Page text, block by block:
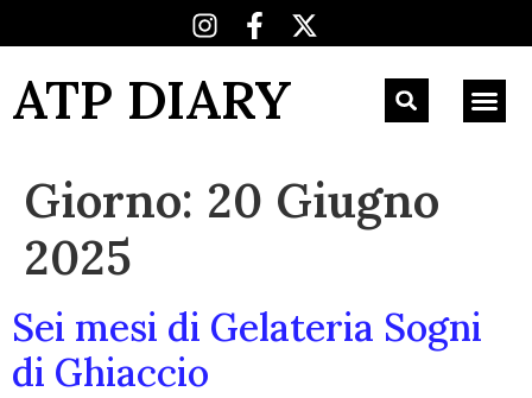
ATP DIARY
Giorno: 20 Giugno
2025
Sei mesi di Gelateria Sogni
di Ghiaccio